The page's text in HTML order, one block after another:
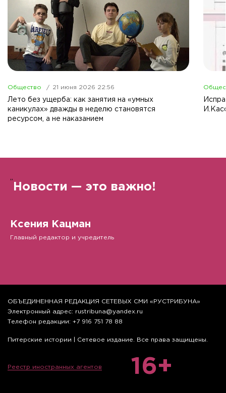
Общество 21 июня 2026 22:56
Лето без ущерба: как занятия на «умных
каникулах» дважды в неделю становятся
ресурсом, а не наказанием
” Новости — это важно!
Ксения Кацман
Главный редактор и учредитель
ОБЪЕДИНЕННАЯ РЕДАКЦИЯ СЕТЕВЫХ СМИ «РУСТРИБУНА»
Электронный адрес: rustribuna@yandex.ru
Телефон редакции: +7 916 751 78 88
Питерские истории | Сетевое издание. Все права защищены.
Реестр иностранных агентов 16+